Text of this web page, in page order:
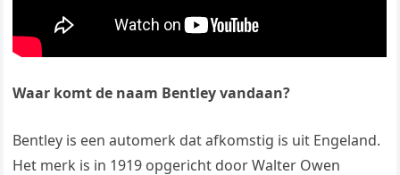
Waar komt de naam Bentley vandaan?
Bentley is een automerk dat afkomstig is uit Engeland.
Het merk is in 1919 opgericht door Walter Owen